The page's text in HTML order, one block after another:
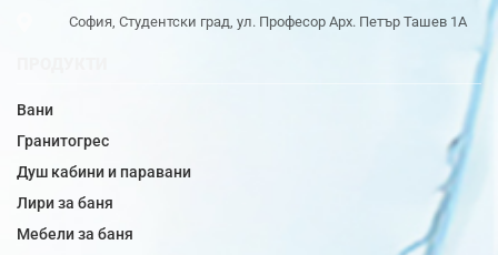
София, Студентски град, ул. Професор Арх. Петър Ташев 1А
Вани
Гранитогрес
Душ кабини и паравани
Лири за баня
Мебели за баня